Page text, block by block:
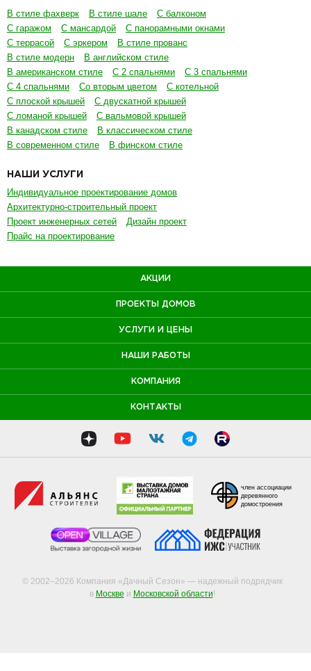
В стиле фахверк В стиле шале
С балконом
С гаражом
С мансардой
С панорамными окнами
С террасой
С эркером
В стиле прованс
В стиле модерн
В английском стиле
В американском стиле
С 2 спальнями
С 3 спальнями
С 4 спальнями
Со вторым цветом
С котельной
С плоской крышей
С двускатной крышей
С ломаной крышей
С вальмовой крышей
В канадском стиле
В классическом стиле
В современном стиле
В финском стиле
НАШИ УСЛУГИ
Индивидуальное проектирование домов
Архитектурно-строительный проект
Проект инженерных сетей
Дизайн проект
Прайс на проектирование
АКЦИИ
ПРОЕКТЫ ДОМОВ
УСЛУГИ И ЦЕНЫ
НАШИ РАБОТЫ
КОМПАНИЯ
КОНТАКТЫ
© 2002–2026 Компания «Дачный Сезон» — надежный подрядчик
в Москве и Московской области!
член ассоциации
деревянного
домостроения